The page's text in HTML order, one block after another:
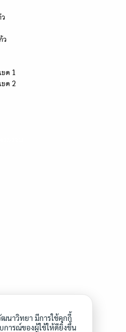
ว
ขต 1
ขต 2
ฒนาวิทยา มีการใช้คุกกี้
การณ์ของผู้ใช้ให้ดียิ่งขึ้น